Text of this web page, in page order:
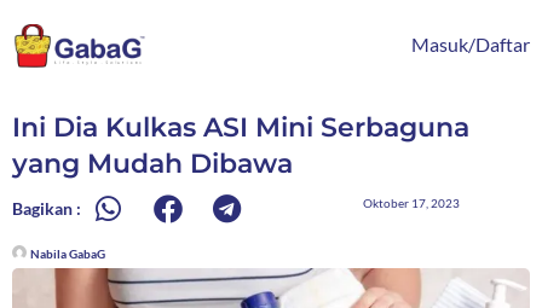
ke
konten
Masuk/Daftar
Ini Dia Kulkas ASI Mini Serbaguna
yang Mudah Dibawa
Bagikan : Oktober 17, 2023
Nabila GabaG